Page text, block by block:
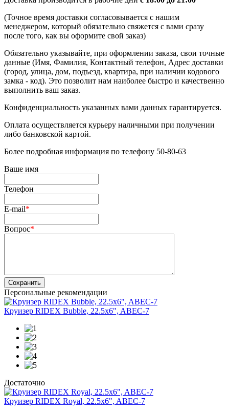
(Точное время доставки согласовывается с нашим
менеджером, который обязательно свяжется с вами сразу
после того, как вы оформите свой заказ)
Обязательно указывайте, при оформлении заказа, свои точные
данные (Имя, Фамилия, Контактный телефон, Адрес доставки
(город, улица, дом, подъезд, квартира, при наличии кодового
замка - код). Это позволит нам наиболее быстро и качественно
выполнить ваш заказ.
Конфиденциальность указанных вами данных гарантируется.
Оплата осуществляется курьеру наличными при получении
либо банковской картой.
Более подробная информация по телефону 50-80-63
Ваше имя
Телефон
E-mail*
Вопрос*
Сохранить
Персональные рекомендации
Круизер RIDEX Bubble, 22.5x6", ABEC-7
Достаточно
Круизер RIDEX Royal, 22.5x6", ABEC-7